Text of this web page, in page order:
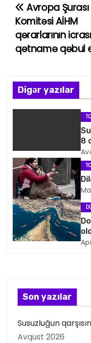
Y
a
z
n
a
i
q
a
s
i
s
ı
Avropa
Komitəsi AİHM
qərarlarının
qətnamə qəbul
Digər yazılar
8
Son yazılar
Susuzluğun
Avqust 2026